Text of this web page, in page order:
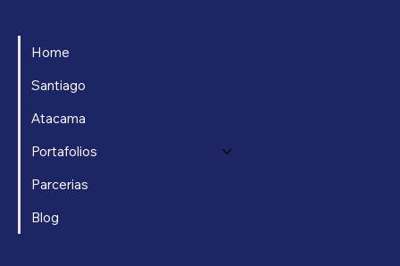
Home
Santiago
Atacama
Portafolios
Parcerias
Blog